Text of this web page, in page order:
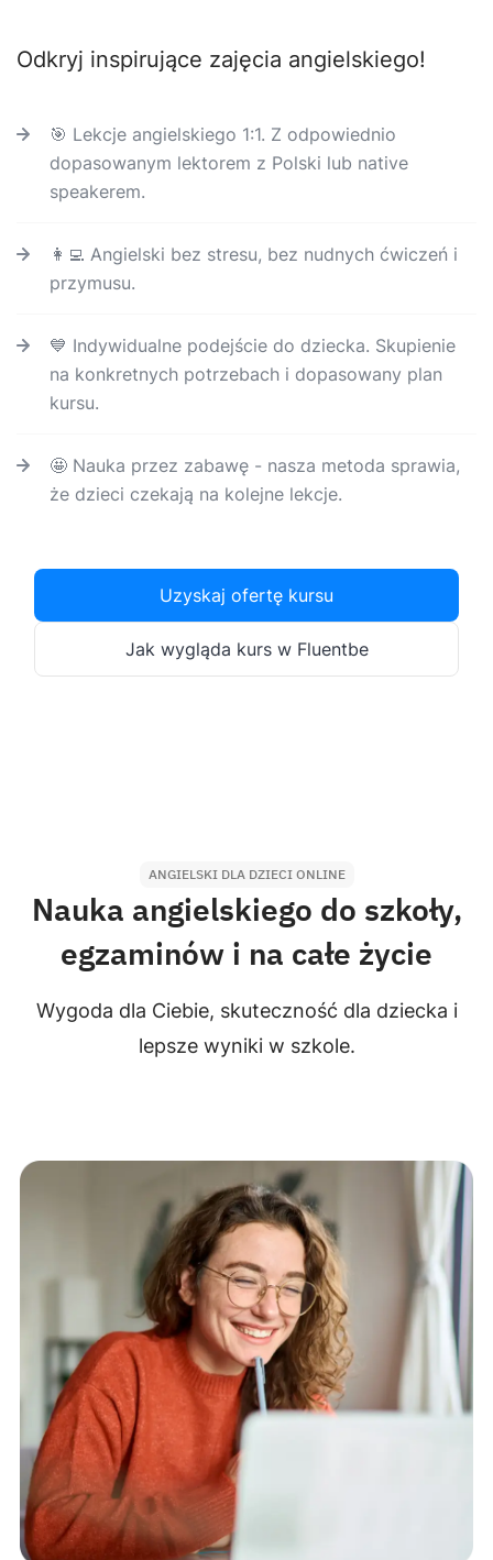
Odkryj inspirujące zajęcia angielskiego!
🎯 Lekcje angielskiego 1:1. Z odpowiednio
dopasowanym lektorem z Polski lub native
speakerem.
👩‍💻 Angielski bez stresu, bez nudnych ćwiczeń i
przymusu.
💙 Indywidualne podejście do dziecka. Skupienie
na konkretnych potrzebach i dopasowany plan
kursu.
🤩 Nauka przez zabawę - nasza metoda sprawia,
że dzieci czekają na kolejne lekcje.
Uzyskaj ofertę kursu
Jak wygląda kurs w Fluentbe
ANGIELSKI DLA DZIECI ONLINE
Nauka angielskiego do szkoły,
egzaminów i na całe życie
Wygoda dla Ciebie, skuteczność dla dziecka i
lepsze wyniki w szkole.